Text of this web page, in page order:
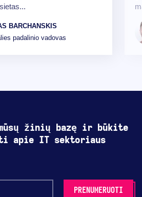
BARCHANSKIS
padalinio vadovas
mūsų žinių bazę ir būkite
apie IT sektoriaus